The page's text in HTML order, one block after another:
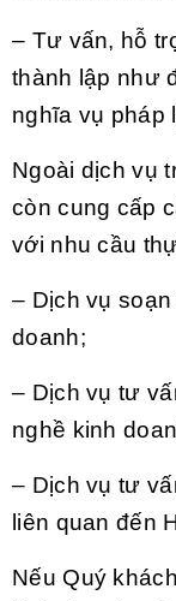
– Tư vấn, hỗ
thành lập như
nghĩa vụ pháp
Ngoài dịch vụ
còn cung cấp
với nhu cầu
– Dịch vụ
doanh;
– Dịch vụ tư
nghề kinh
– Dịch vụ tư
liên quan đến
Nếu Quý